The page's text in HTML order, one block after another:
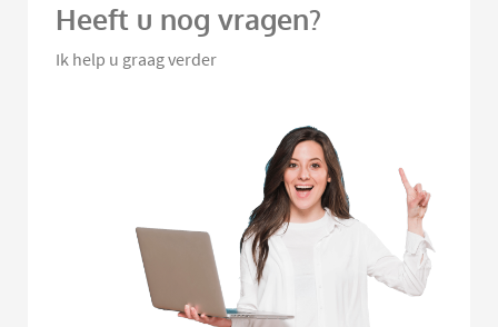
Heeft u nog vragen?
Ik help u graag verder